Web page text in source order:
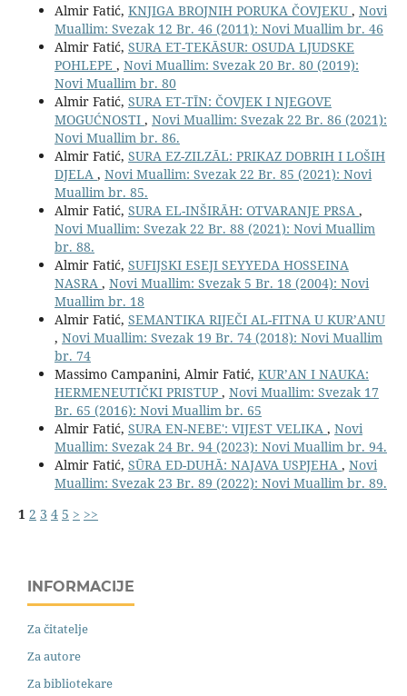
Almir Fatić, KNJIGA BROJNIH PORUKA ČOVJEKU , Novi
Muallim: Svezak 12 Br. 46 (2011): Novi Muallim br. 46
Almir Fatić, SURA ET-TEKĀSUR: OSUDA LJUDSKE
POHLEPE , Novi Muallim: Svezak 20 Br. 80 (2019):
Novi Muallim br. 80
Almir Fatić, SURA ET-TĪN: ČOVJEK I NJEGOVE
MOGUĆNOSTI , Novi Muallim: Svezak 22 Br. 86 (2021):
Novi Muallim br. 86.
Almir Fatić, SURA EZ-ZILZĀL: PRIKAZ DOBRIH I LOŠIH
DJELA , Novi Muallim: Svezak 22 Br. 85 (2021): Novi
Muallim br. 85.
Almir Fatić, SURA EL-INŠIRĀH: OTVARANJE PRSA ,
Novi Muallim: Svezak 22 Br. 88 (2021): Novi Muallim
br. 88.
Almir Fatić, SUFIJSKI ESEJI SEYYEDA HOSSEINA
NASRA , Novi Muallim: Svezak 5 Br. 18 (2004): Novi
Muallim br. 18
Almir Fatić, SEMANTIKA RIJEČI AL-FITNA U KUR’ANU
, Novi Muallim: Svezak 19 Br. 74 (2018): Novi Muallim
br. 74
Massimo Campanini, Almir Fatić, KUR’AN I NAUKA:
HERMENEUTIČKI PRISTUP , Novi Muallim: Svezak 17
Br. 65 (2016): Novi Muallim br. 65
Almir Fatić, SURA EN-NEBE': VIJEST VELIKA , Novi
Muallim: Svezak 24 Br. 94 (2023): Novi Muallim br. 94.
Almir Fatić, SŪRA ED-DUHĀ: NAJAVA USPJEHA , Novi
Muallim: Svezak 23 Br. 89 (2022): Novi Muallim br. 89.
1 2 3 4 5 > >>
INFORMACIJE
Za čitatelje
Za autore
Za bibliotekare